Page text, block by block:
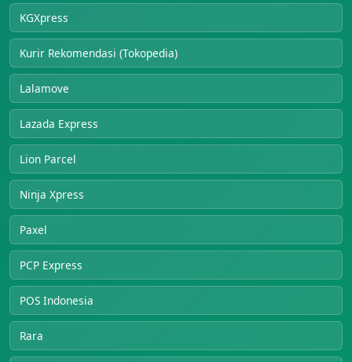
KGXpress
Kurir Rekomendasi (Tokopedia)
Lalamove
Lazada Express
Lion Parcel
Ninja Xpress
Paxel
PCP Express
POS Indonesia
Rara